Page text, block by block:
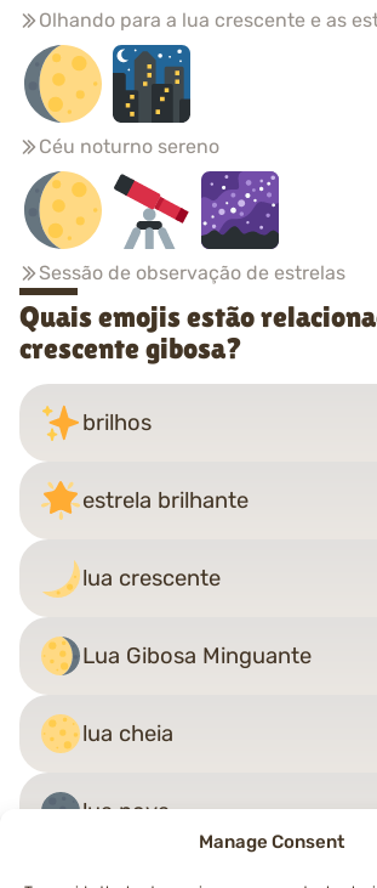
Manage Consent
Olhando para a lua crescente e as
Céu noturno sereno
Sessão de observação de estrelas
Quais emojis estão
crescente gibosa?
brilhos
estrela brilhante
lua crescente
Lua Gibosa Minguante
lua cheia
lua nova